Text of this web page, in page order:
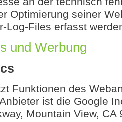
Optimierung seiner
Log-Files erfasst
und Werbung
Funktionen des
ist die Google
Mountain View, CA